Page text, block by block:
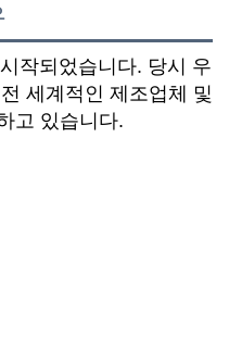
작되었습니다. 당시 우
세계적인 제조업체 및
고 있습니다.